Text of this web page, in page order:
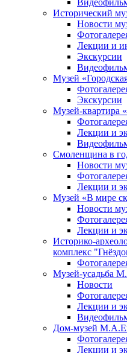
Исторический
Новости
Лекции и
Экскурсии
Музей
Экскурсии
Музей-квартира
Лекции и
Смоленщина в
Новости
Лекции и
Музей «В мире
Новости
Лекции и
Историко-
комплекс
Музей-усадьба
Новости
Лекции и
Дом-музей
Лекции и